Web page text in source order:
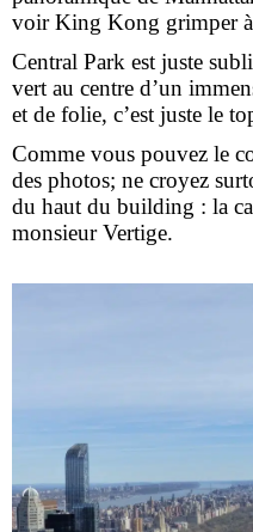
voir King Kong grimper
Central Park est juste
vert au centre d’un
et de folie, c’est juste le
Comme vous pouvez le
des photos; ne croyez
du haut du building : la
monsieur Vertige.